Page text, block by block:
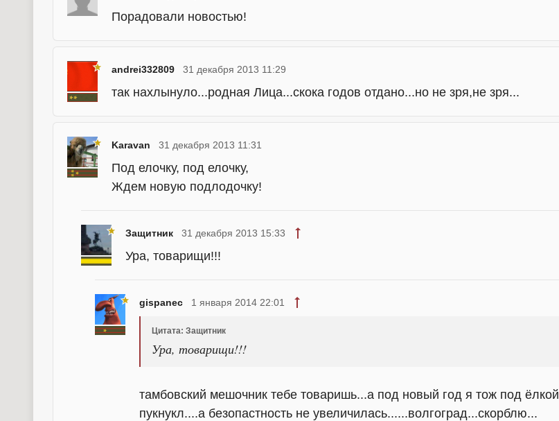
Порадовали новостью!
andrei332809 31 декабря 2013 11:29
так нахлынуло...родная Лица...скока годов отдано...но не зря,не зря...
Karavan 31 декабря 2013 11:31
Под елочку, под елочку,
Ждем новую подлодочку!
Защитник 31 декабря 2013 15:33
Ура, товарищи!!!
gispanec 1 января 2014 22:01
Цитата: Защитник
Ура, товарищи!!!
тамбовский мешочник тебе товаришь...а под новый год я тож под ёлкой
пукнукл....а безопастность не увеличилась......волгоград...скорблю...